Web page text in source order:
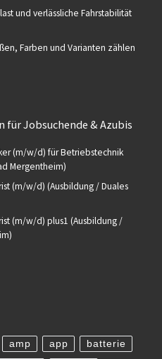
und verlässliche Fahrstabilität
Farben und Varianten zählen
Jobsuchende & Azubis
(m/w/d) für Betriebstechnik
Mergentheim)
(m/w/d) (Ausbildung / Duales
(m/w/d) plus1 (Ausbildung /
amp app batterie